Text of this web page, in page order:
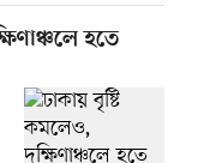
হতে